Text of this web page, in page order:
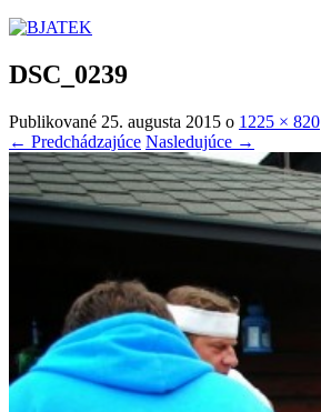
DSC_0239
Publikované 25. augusta 2015 o 1225 × 820
← Predchádzajúce Nasledujúce →